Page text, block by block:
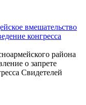
вмешательство
конгресса
района
о запрете
Свидетелей